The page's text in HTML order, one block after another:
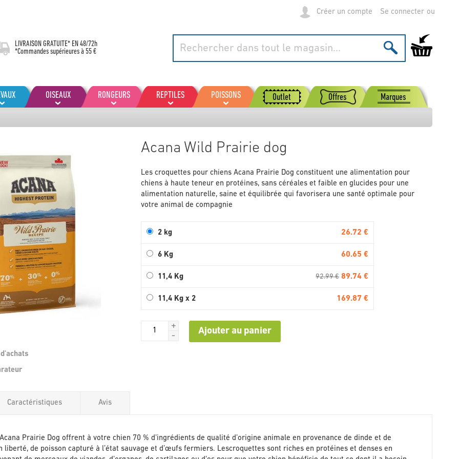
Créer un compte Se connecter
LIVRAISON GRATUITE* EN 48/72h
*Commandes supérieures à 55 €
Mon panier
OISEAUX RONGEURS REPTILES POISSONS Outlet Offres Marques
Acana Wild Prairie dog
Les croquettes pour chiens Acana Prairie Dog constituent une alimentation pour
chiens à haute teneur en protéines, sans céréales et faible en glucides pour une
alimentation naturelle, saine et équilibrée qui favorisera une santé optimale pour
votre animal de compagnie
2 kg 26.72 €
6 Kg 60.65 €
11,4 Kg 92.99 € 89.74 €
11,4 Kg x 2 169.87 €
+
-
Ajouter au panier
la
Prairie Dog offrent à votre chien 70 % d’ingrédients de qualité d’origine animale en provenance de dinde et de
liberté, de poisson capturé à l’état sauvage et d’œufs fermiers. Lescroquettes sont riches en protéines et denses en
Caractéristiques Avis